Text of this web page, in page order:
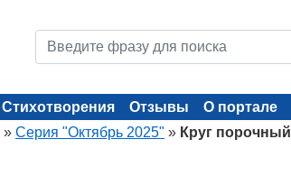
Стихотворения Отзывы О портале
» Серия "Октябрь 2025" » Круг порочный